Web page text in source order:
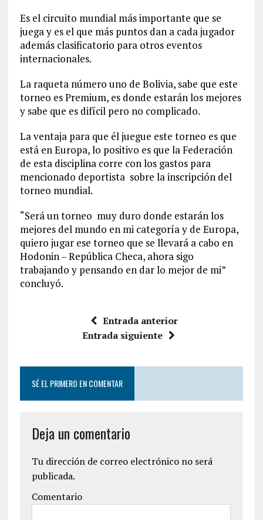
Es el circuito mundial más importante que se
juega y es el que más puntos dan a cada jugador
además clasificatorio para otros eventos
internacionales.
La raqueta número uno de Bolivia, sabe que este
torneo es Premium, es donde estarán los mejores
y sabe que es difícil pero no complicado.
La ventaja para que él juegue este torneo es que
está en Europa, lo positivo es que la Federación
de esta disciplina corre con los gastos para
mencionado deportista sobre la inscripción del
torneo mundial.
“Será un torneo muy duro donde estarán los
mejores del mundo en mi categoría y de Europa,
quiero jugar ese torneo que se llevará a cabo en
Hodonin – República Checa, ahora sigo
trabajando y pensando en dar lo mejor de mi”
concluyó.
Entrada anterior
Entrada siguiente
SÉ EL PRIMERO EN COMENTAR
Deja un comentario
Tu dirección de correo electrónico no será
publicada.
Comentario